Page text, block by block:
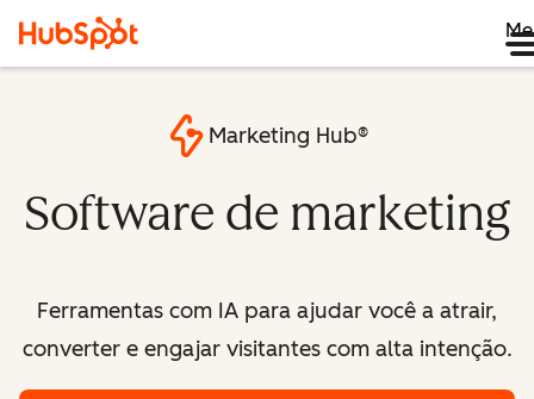
Marketing Hub®
Software de marketing
Ferramentas com IA para ajudar você a atrair,
converter e engajar visitantes com alta intenção.